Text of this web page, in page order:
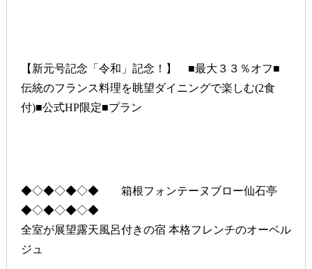
【新元号記念「令和」記念！】 ■最大３３％オフ■
伝統のフランス料理を眺望ダイニングで楽しむ(2食
付)■公式HP限定■プラン
◆◇◆◇◆◇◆ 箱根フォンテーヌブロー仙石亭
◆◇◆◇◆◇◆
全室が展望露天風呂付きの宿 本格フレンチのオーベル
ジュ